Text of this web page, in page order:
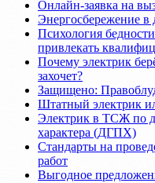
Онлайн-заявка на
Энергосбережение
Психология
привлекать
Почему электрик
захочет?
Защищено:
Штатный электрик
Электрик в ТСЖ по
характера (ДГПХ)
Стандарты на
работ
Выгодное